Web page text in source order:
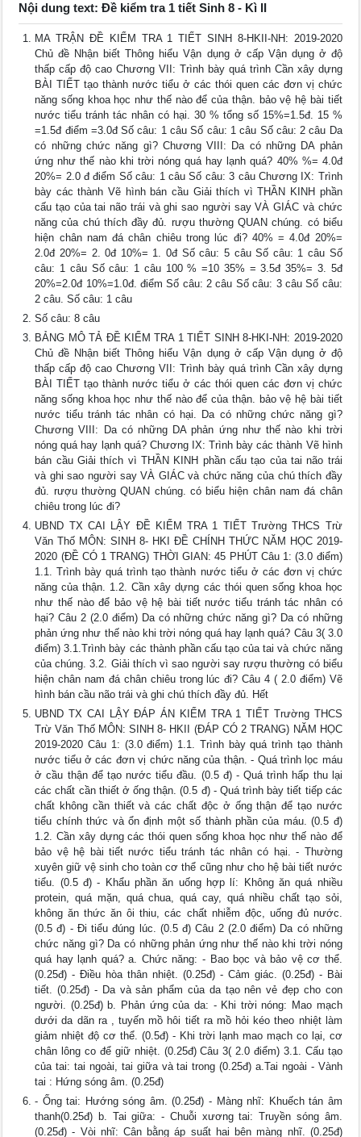
Nội dung text: Đề kiểm tra 1 tiết Sinh 8 - Kì II
MA TRẬN ĐỀ KIỂM TRA 1 TIẾT SINH 8-HKII-NH: 2019-2020
Chủ đề Nhận biết Thông hiểu Vận dụng ở cấp Vận dụng ở độ
thấp cấp độ cao Chương VII: Trình bày quá trình Cần xây dựng
BÀI TIẾT tạo thành nước tiểu ở các thói quen các đơn vị chức
năng sống khoa học như thế nào để của thận. bảo vệ hệ bài tiết
nước tiểu tránh tác nhân có hại. 30 % tổng số 15%=1.5đ. 15 %
=1.5đ điểm =3.0đ Số câu: 1 câu Số câu: 1 câu Số câu: 2 câu Da
có những chức năng gì? Chương VIII: Da có những DA phản
ứng như thế nào khi trời nóng quá hay lạnh quá? 40% %= 4.0đ
20%= 2.0 đ điểm Số câu: 1 câu Số câu: 3 câu Chương IX: Trình
bày các thành Vẽ hình bán cầu Giải thích vì THẦN KINH phần
cấu tạo của tai não trái và ghi sao người say VÀ GIÁC và chức
năng của chú thích đầy đủ. rượu thường QUAN chúng. có biểu
hiện chân nam đá chân chiêu trong lúc đi? 40% = 4.0đ 20%=
2.0đ 20%= 2. 0đ 10%= 1. 0đ Số câu: 5 câu Số câu: 1 câu Số
câu: 1 câu Số câu: 1 câu 100 % =10 35% = 3.5đ 35%= 3. 5đ
20%=2.0đ 10%=1.0đ. điểm Số câu: 2 câu Số câu: 3 câu Số câu:
2 câu. Số câu: 1 câu
Số câu: 8 câu
BẢNG MÔ TẢ ĐỀ KIỂM TRA 1 TIẾT SINH 8-HKI-NH: 2019-2020
Chủ đề Nhận biết Thông hiểu Vận dụng ở cấp Vận dụng ở độ
thấp cấp độ cao Chương VII: Trình bày quá trình Cần xây dựng
BÀI TIẾT tạo thành nước tiểu ở các thói quen các đơn vị chức
năng sống khoa học như thế nào để của thận. bảo vệ hệ bài tiết
nước tiểu tránh tác nhân có hại. Da có những chức năng gì?
Chương VIII: Da có những DA phản ứng như thế nào khi trời
nóng quá hay lạnh quá? Chương IX: Trình bày các thành Vẽ hình
bán cầu Giải thích vì THẦN KINH phần cấu tạo của tai não trái
và ghi sao người say VÀ GIÁC và chức năng của chú thích đầy
đủ. rượu thường QUAN chúng. có biểu hiện chân nam đá chân
chiêu trong lúc đi?
UBND TX CAI LẬY ĐỀ KIỂM TRA 1 TIẾT Trường THCS Trừ
Văn Thố MÔN: SINH 8- HKI ĐỀ CHÍNH THỨC NĂM HỌC 2019-
2020 (ĐỀ CÓ 1 TRANG) THỜI GIAN: 45 PHÚT Câu 1: (3.0 điểm)
1.1. Trình bày quá trình tạo thành nước tiểu ở các đơn vị chức
năng của thận. 1.2. Cần xây dựng các thói quen sống khoa học
như thế nào để bảo vệ hệ bài tiết nước tiểu tránh tác nhân có
hại? Câu 2 (2.0 điểm) Da có những chức năng gì? Da có những
phản ứng như thế nào khi trời nóng quá hay lạnh quá? Câu 3( 3.0
điểm) 3.1.Trình bày các thành phần cấu tạo của tai và chức năng
của chúng. 3.2. Giải thích vì sao người say rượu thường có biểu
hiện chân nam đá chân chiêu trong lúc đi? Câu 4 ( 2.0 điểm) Vẽ
hình bán cầu não trái và ghi chú thích đầy đủ. Hết
UBND TX CAI LẬY ĐÁP ÁN KIỂM TRA 1 TIẾT Trường THCS
Trừ Văn Thố MÔN: SINH 8- HKII (ĐÁP CÓ 2 TRANG) NĂM HỌC
2019-2020 Câu 1: (3.0 điểm) 1.1. Trình bày quá trình tạo thành
nước tiểu ở các đơn vị chức năng của thận. - Quá trình lọc máu
ở cầu thận để tạo nước tiểu đầu. (0.5 đ) - Quá trình hấp thu lại
các chất cần thiết ở ống thận. (0.5 đ) - Quá trình bày tiết tiếp các
chất không cần thiết và các chất độc ở ống thận để tạo nước
tiểu chính thức và ổn định một số thành phần của máu. (0.5 đ)
1.2. Cần xây dựng các thói quen sống khoa học như thế nào để
bảo vệ hệ bài tiết nước tiểu tránh tác nhân có hại. - Thường
xuyên giữ vệ sinh cho toàn cơ thể cũng như cho hệ bài tiết nước
tiểu. (0.5 đ) - Khẩu phần ăn uống hợp lí: Không ăn quá nhiều
protein, quá mặn, quá chua, quá cay, quá nhiều chất tạo sỏi,
không ăn thức ăn ôi thiu, các chất nhiễm độc, uống đủ nước.
(0.5 đ) - Đi tiểu đúng lúc. (0.5 đ) Câu 2 (2.0 điểm) Da có những
chức năng gì? Da có những phản ứng như thế nào khi trời nóng
quá hay lạnh quá? a. Chức năng: - Bao bọc và bảo vệ cơ thể.
(0.25đ) - Điều hòa thân nhiệt. (0.25đ) - Cảm giác. (0.25đ) - Bài
tiết. (0.25đ) - Da và sản phẩm của da tạo nên vẻ đẹp cho con
người. (0.25đ) b. Phản ứng của da: - Khi trời nóng: Mao mạch
dưới da dãn ra , tuyến mồ hôi tiết ra mồ hỏi kéo theo nhiệt làm
giảm nhiệt độ cơ thể. (0.5đ) - Khi trời lạnh mao mạch co lại, cơ
chân lông co để giữ nhiệt. (0.25đ) Câu 3( 2.0 điểm) 3.1. Cấu tạo
của tai: tai ngoài, tai giữa và tai trong (0.25đ) a.Tai ngoài - Vành
tai : Hứng sóng âm. (0.25đ)
- Ống tai: Hướng sóng âm. (0.25đ) - Màng nhĩ: Khuếch tán âm
thanh(0.25đ) b. Tai giữa: - Chuỗi xương tai: Truyền sóng âm.
(0.25đ) - Vòi nhĩ: Cân bằng áp suất hai bên màng nhĩ. (0.25đ)